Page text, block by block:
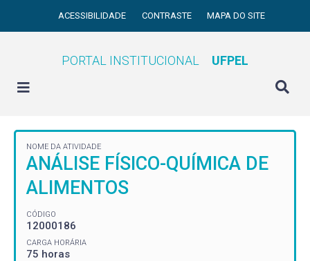
ACESSIBILIDADE CONTRASTE MAPA DO SITE
PORTAL INSTITUCIONAL UFPEL
NOME DA ATIVIDADE
ANÁLISE FÍSICO-QUÍMICA DE
ALIMENTOS
CÓDIGO
12000186
CARGA HORÁRIA
75 horas